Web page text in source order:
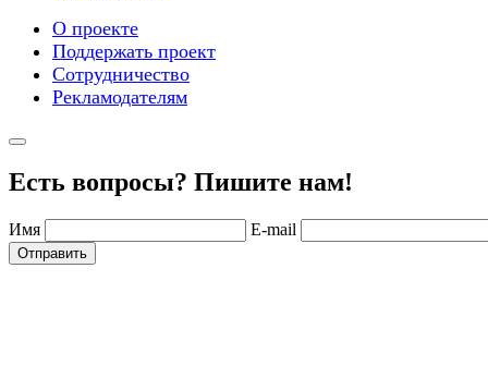
О проекте
Поддержать проект
Сотрудничество
Рекламодателям
Есть вопросы? Пишите нам!
Имя E-mail